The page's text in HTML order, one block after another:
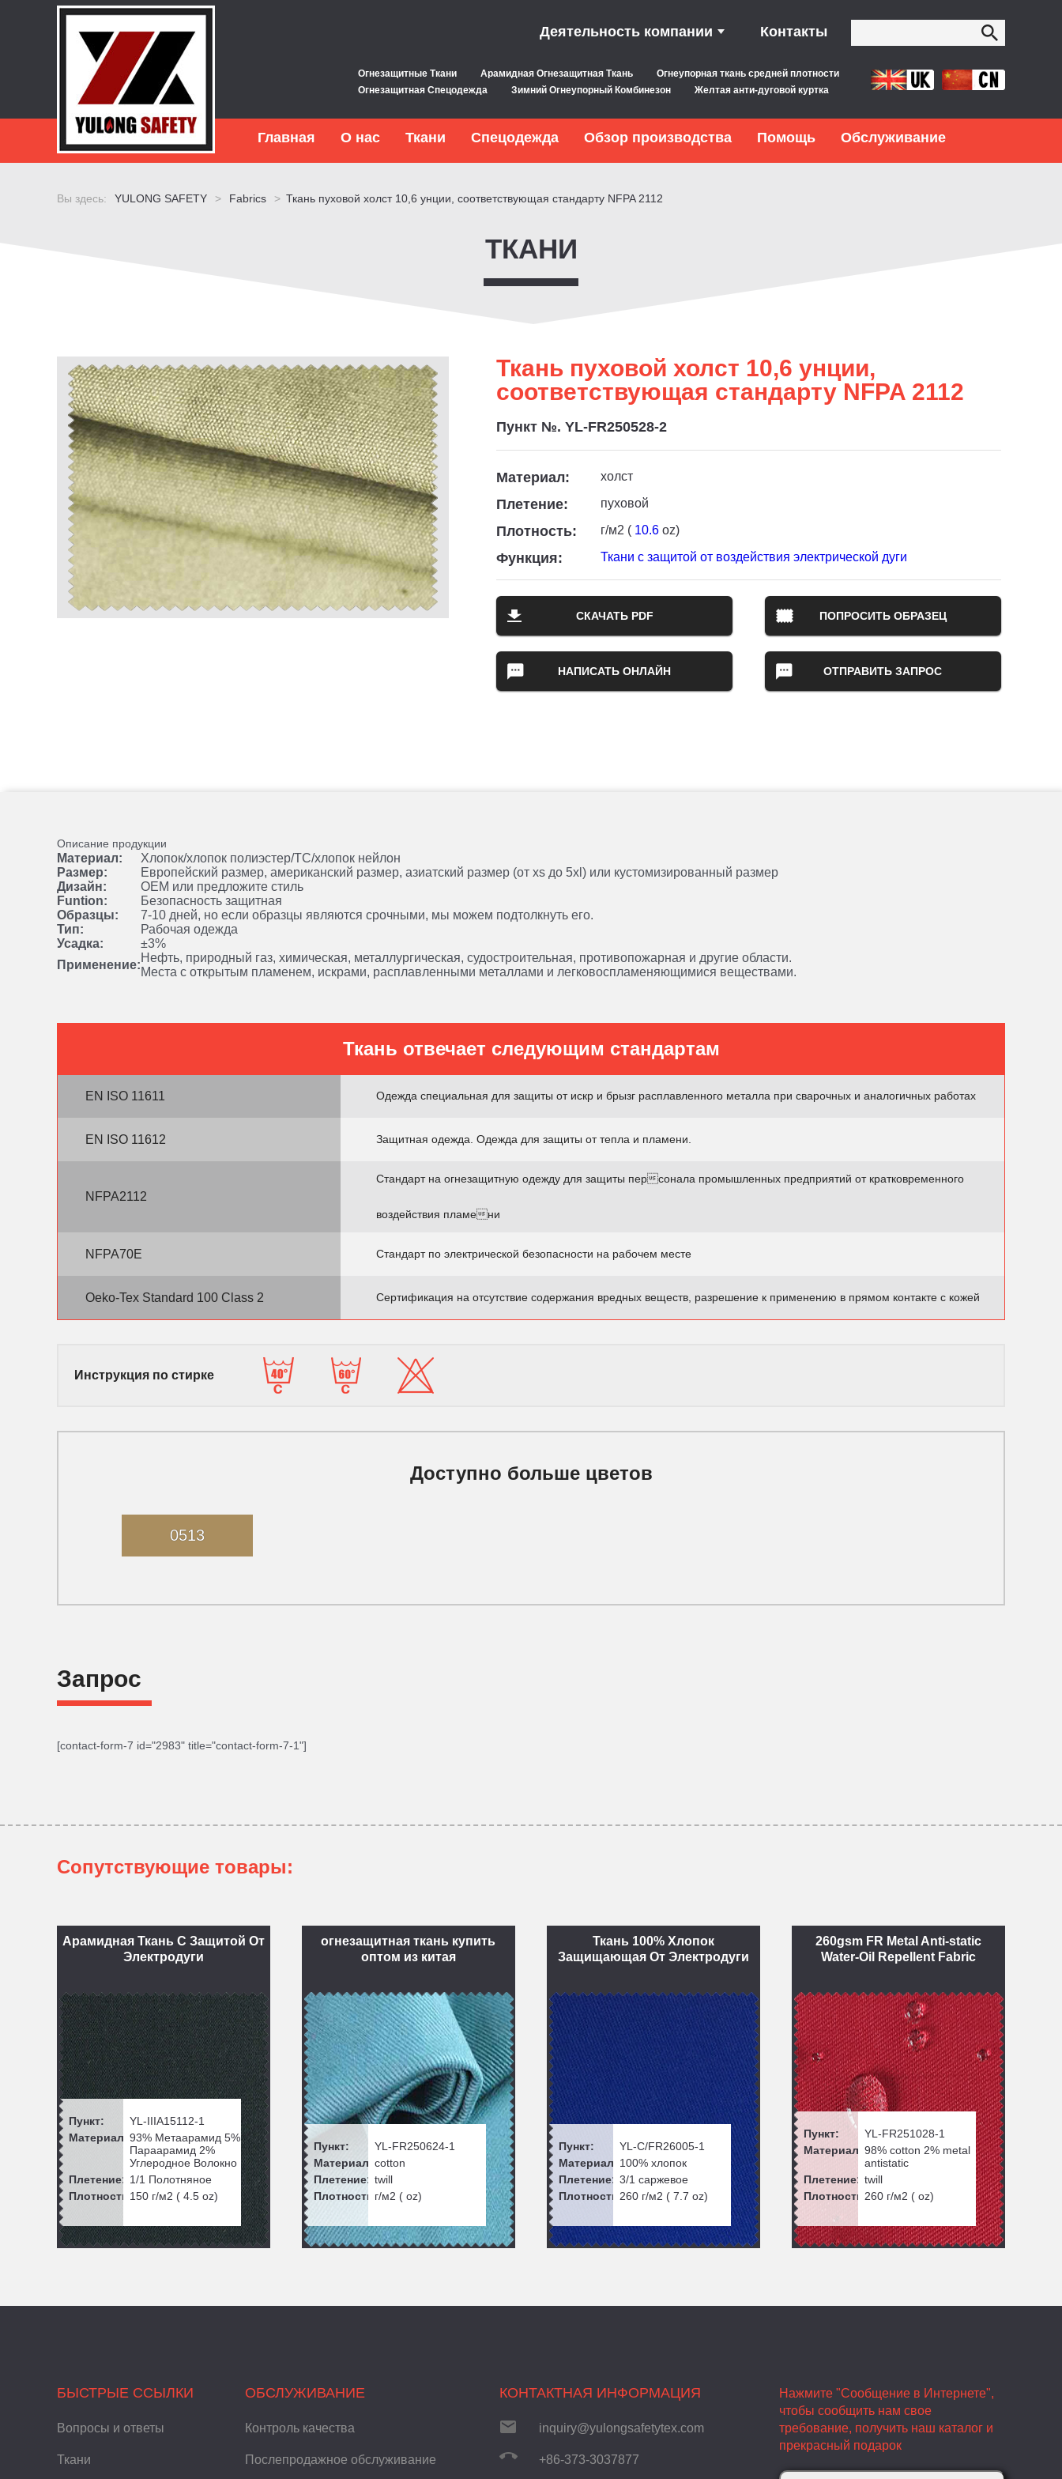
Деятельность компании Контакты
Огнезащитные Ткани Арамидная Огнезащитная Ткань
Огнеупорная ткань средней плотности
Огнезащитная Спецодежда
Зимний Огнеупорный Комбинезон Желтая анти-дуговой куртка
Главная О нас Ткани Спецодежда Обзор производства Помощь Обслуживание
Вы здесь: YULONG SAFETY > Fabrics > Ткань пуховой холст 10,6 унции, соответствующая стандарту NFPA 2112
ТКАНИ
Ткань пуховой холст 10,6 унции,
соответствующая стандарту NFPA 2112
Пункт №. YL-FR250528-2
Материал: холст
Плетение: пуховой
Плотность: г/м2 ( 10.6 oz)
Функция: Ткани с защитой от воздействия электрической дуги
СКАЧАТЬ PDF ПОПРОСИТЬ ОБРАЗЕЦ
НАПИСАТЬ ОНЛАЙН ОТПРАВИТЬ ЗАПРОС
Описание продукции
Материал:
Хлопок/хлопок полиэстер/TC/хлопок нейлон
Размер:
Европейский размер, американский размер, азиатский размер (от xs до 5xl) или кустомизированный размер
Дизайн:
OEM или предложите стиль
Funtion:
Безопасность защитная
Образцы:
7-10 дней, но если образцы являются срочными, мы можем подтолкнуть его.
Тип:
Рабочая одежда
Усадка:
±3%
Применение:
Нефть, природный газ, химическая, металлургическая, судостроительная, противопожарная и другие области.
Места с открытым пламенем, искрами, расплавленными металлами и легковоспламеняющимися веществами.
Ткань отвечает следующим стандартам
EN ISO 11611 Одежда специальная для защиты от искр и брызг расплавленного металла при сварочных и аналогичных работах
EN ISO 11612 Защитная одежда. Одежда для защиты от тепла и пламени.
NFPA2112
Стандарт на огнезащитную одежду для защиты персонала промышленных предприятий от кратковременного
воздействия пламени
NFPA70E Стандарт по электрической безопасности на рабочем месте
Oeko-Tex Standard 100 Class 2 Сертификация на отсутствие содержания вредных веществ, разрешение к применению в прямом контакте с кожей
Инструкция по стирке
Доступно больше цветов
0513
Запрос
[contact-form-7 id="2983" title="contact-form-7-1"]
Сопутствующие товары:
Арамидная Ткань С Защитой От
Электродуги
Пункт:
YL-IIIA15112-1
Материал: 93% Метаарамид 5%
Параарамид 2%
Углеродное Волокно
Плетение: 1/1 Полотняное
Плотность:150г/м2 ( 4.5oz)
огнезащитная ткань купить
оптом из китая
Пункт:
YL-FR250624-1
Материал: cotton
Плетение: twill
Плотность:г/м2 ( oz)
Ткань 100% Хлопок
Защищающая От Электродуги
Пункт:
YL-C/FR26005-1
Материал: 100% хлопок
Плетение: 3/1 саржевое
Плотность:260г/м2 ( 7.7 oz)
260gsm FR Metal Anti-static
Water-Oil Repellent Fabric
Пункт:
YL-FR251028-1
Материал: 98% cotton 2% metal
antistatic
Плетение: twill
Плотность:260г/м2 ( oz)
БЫСТРЫЕ ССЫЛКИ
Вопросы и ответы
Ткани
ОБСЛУЖИВАНИЕ
Контроль качества
Послепродажное обслуживание
КОНТАКТНАЯ ИНФОРМАЦИЯ
inquiry@yulongsafetytex.com
+86-373-3037877
Нажмите "Сообщение в Интернете",
чтобы сообщить нам свое
требование, получить наш каталог и
прекрасный подарок